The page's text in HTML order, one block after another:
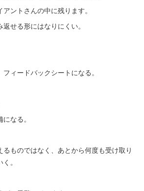
ントさんの中に残ります。
せる形にはなりにくい。
ィードバックシートになる。
なる。
ものではなく、あとから何度も受け取り
。